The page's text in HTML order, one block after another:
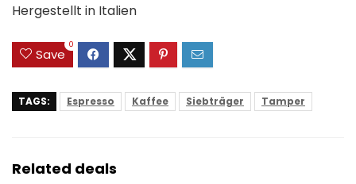
Hergestellt in Italien
Save
0
TAGS: Espresso Kaffee Siebträger Tamper
Related deals